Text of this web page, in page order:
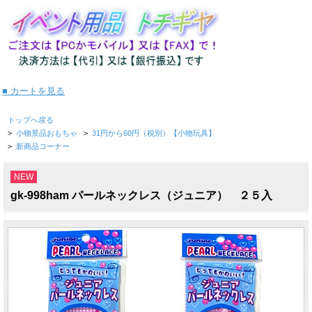
■ カートを見る
トップへ戻る
> 小物景品おもちゃ > 31円から60円（税別）【小物玩具】
> 新商品コーナー
NEW
gk-998ham パールネックレス（ジュニア） ２５入